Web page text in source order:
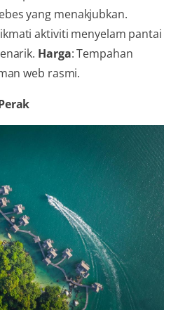
yang menakjubkan.
aktiviti menyelam pantai
Harga: Tempahan
web rasmi.